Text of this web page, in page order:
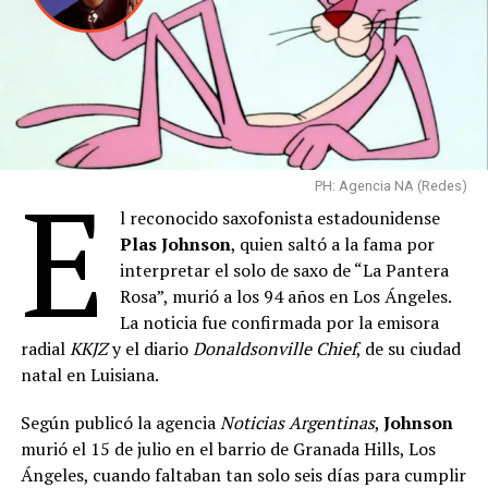
El artista explicó que “Gran Spectrum” busca
representar “el gran espectro de la identidad LGTBIQ+”
y rendir homenaje a una comunidad que, según sostuvo,
“necesita todo el apoyo en el futuro”. También destacó
que la aceptación del cuerpo desnudo como expresión
colectiva constituye “un paso adelante hacia el futuro” y
celebró el entusiasmo de los participantes durante la
jornada.
incidentes, aunque coincidió con la celebración religiosa
dominical en la catedral de Santa Ana, lo que obligó a
PH: Agencia NA (Redes)
E
l reconocido saxofonista estadounidense
Plas Johnson, quien saltó a la fama por
interpretar el solo de saxo de “La Pantera
Rosa”, murió a los 94 años en Los Ángeles.
La noticia fue confirmada por la emisora
radialKKJZy el diarioDonaldsonville Chief, de su ciudad
natal en Luisiana.
Según publicó la agenciaNoticias Argentinas, Johnson
murió el 15 de julio en el barrio de Granada Hills, Los
Ángeles, cuando faltaban tan solo seis días para cumplir